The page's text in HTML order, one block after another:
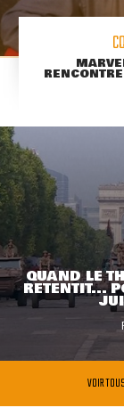
QUAND LE
RETENTIT...
VOIR